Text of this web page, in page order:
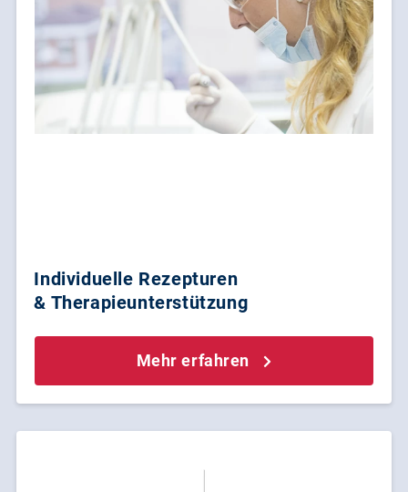
Individuelle Rezepturen
& Therapieunterstützung
Mehr erfahren